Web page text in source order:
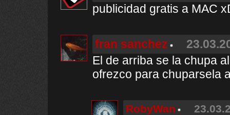
publicidad gratis a MAC
fran sanchez
El de arriba se la chupa
ofrezco para chuparsela
RobyWan